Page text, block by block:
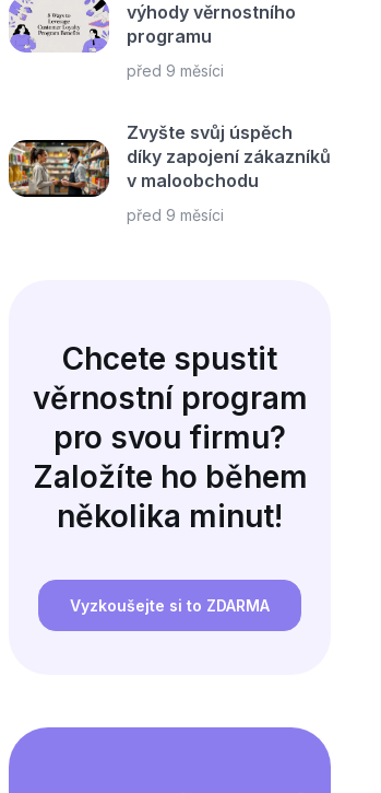
výhody věrnostního
programu
před 9 měsíci
Zvyšte svůj úspěch
díky zapojení zákazníků
v maloobchodu
před 9 měsíci
Chcete spustit
věrnostní program
pro svou firmu?
Založíte ho během
několika minut!
Vyzkoušejte si to ZDARMA